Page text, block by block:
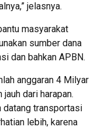
jelasnya.
masyarakat
sumber dana
dan bahkan APBN.
anggaran 4 Milyar
dari harapan.
datang transportasi
lebih, karena